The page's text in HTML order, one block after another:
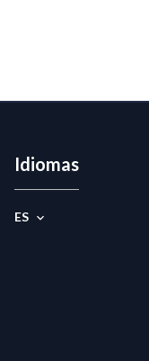
Idiomas
ES